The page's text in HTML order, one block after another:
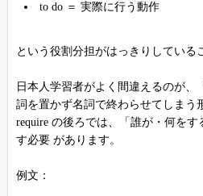
to do ＝ 実際に行う動作
という役割分担がはっきりしている
日本人学習者がよく間違えるのが、
詞を置かず名詞で終わらせてしまう
require の後ろでは、「誰が・何を
す必要 があります。
例文：